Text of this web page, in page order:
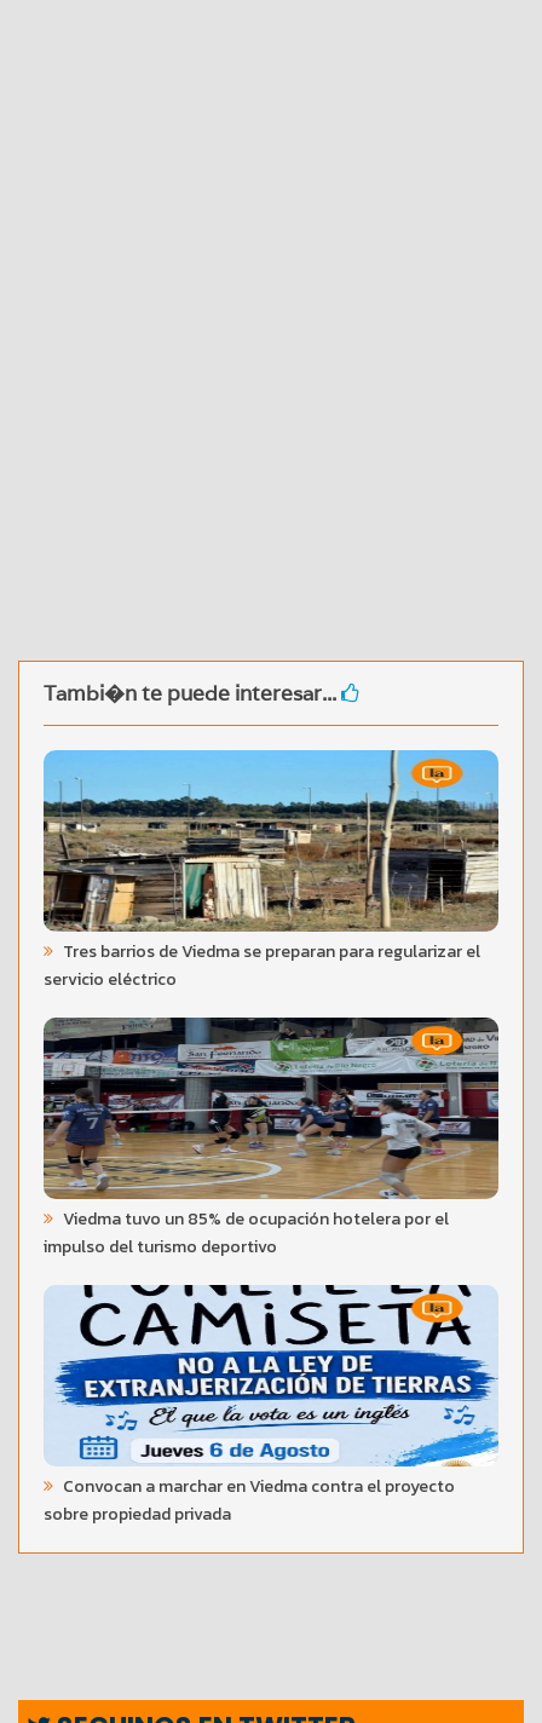
Tambi�n te puede interesar...
Tres barrios de Viedma se preparan para regularizar el
servicio eléctrico
Viedma tuvo un 85% de ocupación hotelera por el
impulso del turismo deportivo
Convocan a marchar en Viedma contra el proyecto
sobre propiedad privada